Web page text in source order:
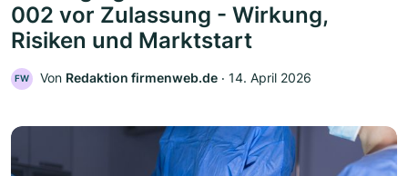
002 vor Zulassung - Wirkung,
Risiken und Marktstart
FW Von Redaktion firmenweb.de ‧ 14. April 2026